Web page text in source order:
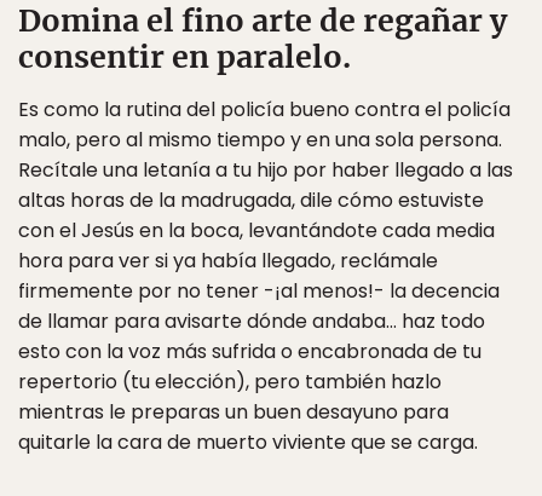
Domina el fino arte de regañar y
consentir en paralelo.
Es como la rutina del policía bueno contra el policía
malo, pero al mismo tiempo y en una sola persona.
Recítale una letanía a tu hijo por haber llegado a las
altas horas de la madrugada, dile cómo estuviste
con el Jesús en la boca, levantándote cada media
hora para ver si ya había llegado, reclámale
firmemente por no tener -¡al menos!- la decencia
de llamar para avisarte dónde andaba… haz todo
esto con la voz más sufrida o encabronada de tu
repertorio (tu elección), pero también hazlo
mientras le preparas un buen desayuno para
quitarle la cara de muerto viviente que se carga.